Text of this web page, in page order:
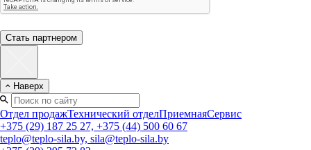
Стать партнером
Наверх
Отдел продажТехнический отделПриемнаяСервис
+375 (29) 187 25 27, +375 (44) 500 60 67
teplo@teplo-sila.by, sila@teplo-sila.by